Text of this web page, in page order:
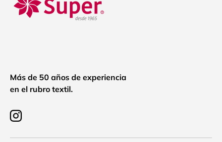
Más de 50 años de experiencia
en el rubro textil.
Instagram